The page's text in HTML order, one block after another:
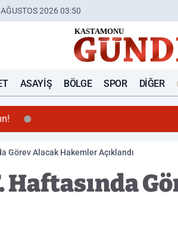
2026 03:50
ASAYIŞ BÖLGE SPOR DIĞER
Görev Alacak Hakemler Açıklandı
Haftasında